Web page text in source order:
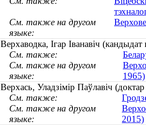
См. также на другом
языке:
Верхаводка, Iгар Iванавiч
См. также:
См. также на другом
языке:
1965)
Верхась, Уладзімір Паўлавіч
См. также:
См. также на другом
языке:
2015)